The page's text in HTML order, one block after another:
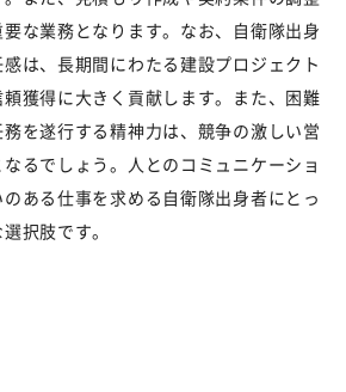
な業務となります。なお、自衛隊出身
は、長期間にわたる建設プロジェクト
獲得に大きく貢献します。また、困難
を遂行する精神力は、競争の激しい営
るでしょう。人とのコミュニケーショ
ある仕事を求める自衛隊出身者にとっ
択肢です。